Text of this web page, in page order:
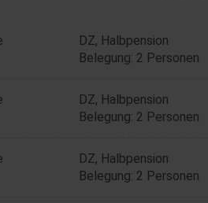
DZ, Halbpension
Belegung: 2 Personen
DZ, Halbpension
Belegung: 2 Personen
DZ, Halbpension
Belegung: 2 Personen